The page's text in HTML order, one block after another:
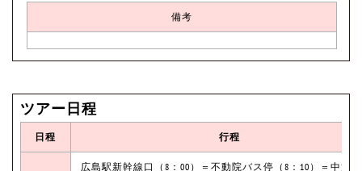
備考
ツアー日程
日程 行程
広島駅新幹線口（8：00）＝不動院バス停（8：10）＝中筋